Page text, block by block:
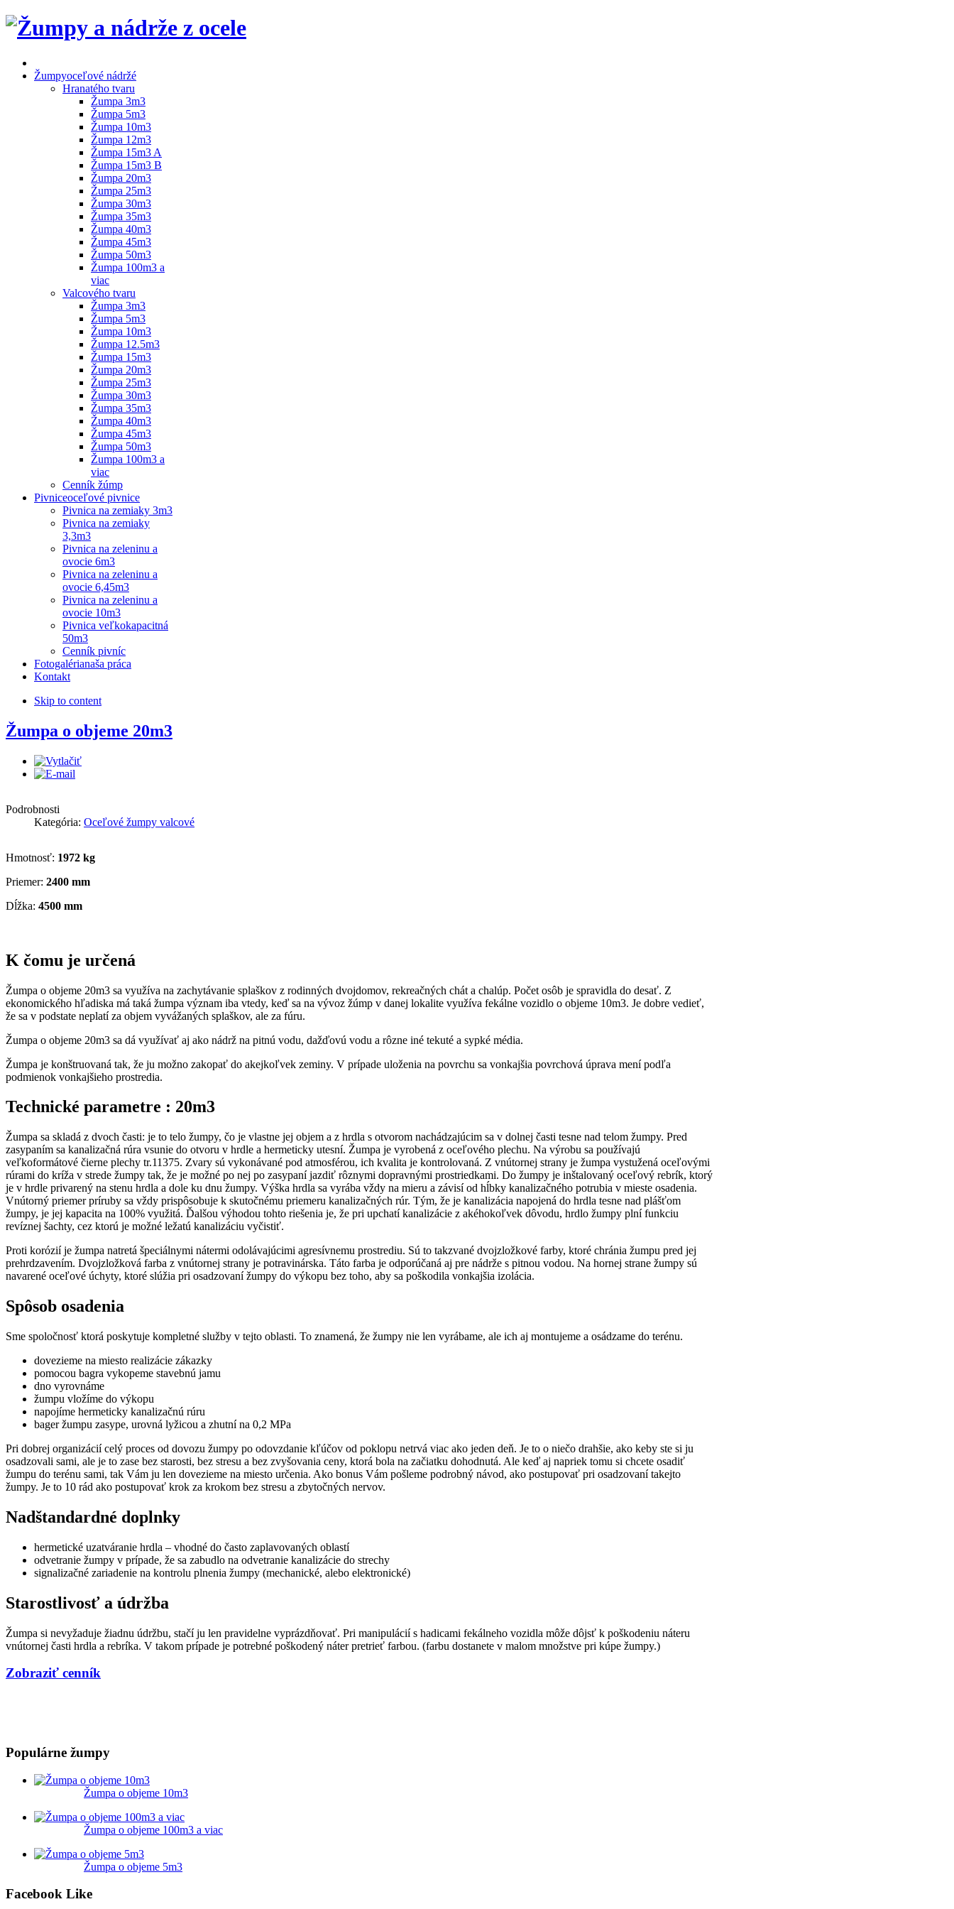
Žumpyoceľové nádržé
Hranatého tvaru
Žumpa 3m3
Žumpa 5m3
Žumpa 10m3
Žumpa 12m3
Žumpa 15m3 A
Žumpa 15m3 B
Žumpa 20m3
Žumpa 25m3
Žumpa 30m3
Žumpa 35m3
Žumpa 40m3
Žumpa 45m3
Žumpa 50m3
Žumpa 100m3 a
viac
Valcového tvaru
Žumpa 3m3
Žumpa 5m3
Žumpa 10m3
Žumpa 12.5m3
Žumpa 15m3
Žumpa 20m3
Žumpa 25m3
Žumpa 30m3
Žumpa 35m3
Žumpa 40m3
Žumpa 45m3
Žumpa 50m3
Žumpa 100m3 a
viac
Cenník žúmp
Pivniceoceľové pivnice
Pivnica na zemiaky 3m3
Pivnica na zemiaky
3,3m3
Pivnica na zeleninu a
ovocie 6m3
Pivnica na zeleninu a
ovocie 6,45m3
Pivnica na zeleninu a
ovocie 10m3
Pivnica veľkokapacitná
50m3
Cenník pivníc
Fotogalérianaša práca
Kontakt
Skip to content
Žumpa o objeme 20m3
Podrobnosti
Kategória: Oceľové žumpy valcové
Hmotnosť: 1972 kg
Priemer: 2400 mm
Dĺžka: 4500 mm
K čomu je určená
Žumpa o objeme 20m3 sa využíva na zachytávanie splaškov z rodinných dvojdomov, rekreačných chát a chalúp. Počet osôb je spravidla do desať. Z
ekonomického hľadiska má taká žumpa význam iba vtedy, keď sa na vývoz žúmp v danej lokalite využíva fekálne vozidlo o objeme 10m3. Je dobre vedieť,
že sa v podstate neplatí za objem vyvážaných splaškov, ale za fúru.
Žumpa o objeme 20m3 sa dá využívať aj ako nádrž na pitnú vodu, dažďovú vodu a rôzne iné tekuté a sypké média.
Žumpa je konštruovaná tak, že ju možno zakopať do akejkoľvek zeminy. V prípade uloženia na povrchu sa vonkajšia povrchová úprava mení podľa
podmienok vonkajšieho prostredia.
Technické parametre : 20m3
Žumpa sa skladá z dvoch časti: je to telo žumpy, čo je vlastne jej objem a z hrdla s otvorom nachádzajúcim sa v dolnej časti tesne nad telom žumpy. Pred
zasypaním sa kanalizačná rúra vsunie do otvoru v hrdle a hermeticky utesní. Žumpa je vyrobená z oceľového plechu. Na výrobu sa používajú
veľkoformátové čierne plechy tr.11375. Zvary sú vykonávané pod atmosférou, ich kvalita je kontrolovaná. Z vnútornej strany je žumpa vystužená oceľovými
rúrami do kríža v strede žumpy tak, že je možné po nej po zasypaní jazdiť rôznymi dopravnými prostriedkami. Do žumpy je inštalovaný oceľový rebrík, ktorý
je v hrdle privarený na stenu hrdla a dole ku dnu žumpy. Výška hrdla sa vyrába vždy na mieru a závisí od hĺbky kanalizačného potrubia v mieste osadenia.
Vnútorný priemer príruby sa vždy prispôsobuje k skutočnému priemeru kanalizačných rúr. Tým, že je kanalizácia napojená do hrdla tesne nad plášťom
žumpy, je jej kapacita na 100% využitá. Ďalšou výhodou tohto riešenia je, že pri upchatí kanalizácie z akéhokoľvek dôvodu, hrdlo žumpy plní funkciu
revíznej šachty, cez ktorú je možné ležatú kanalizáciu vyčistiť.
Proti korózií je žumpa natretá špeciálnymi nátermi odolávajúcimi agresívnemu prostrediu. Sú to takzvané dvojzložkové farby, ktoré chránia žumpu pred jej
prehrdzavením. Dvojzložková farba z vnútornej strany je potravinárska. Táto farba je odporúčaná aj pre nádrže s pitnou vodou. Na hornej strane žumpy sú
navarené oceľové úchyty, ktoré slúžia pri osadzovaní žumpy do výkopu bez toho, aby sa poškodila vonkajšia izolácia.
Spôsob osadenia
Sme spoločnosť ktorá poskytuje kompletné služby v tejto oblasti. To znamená, že žumpy nie len vyrábame, ale ich aj montujeme a osádzame do terénu.
dovezieme na miesto realizácie zákazky
pomocou bagra vykopeme stavebnú jamu
dno vyrovnáme
žumpu vložíme do výkopu
napojíme hermeticky kanalizačnú rúru
bager žumpu zasype, urovná lyžicou a zhutní na 0,2 MPa
Pri dobrej organizácií celý proces od dovozu žumpy po odovzdanie kľúčov od poklopu netrvá viac ako jeden deň. Je to o niečo drahšie, ako keby ste si ju
osadzovali sami, ale je to zase bez starosti, bez stresu a bez zvyšovania ceny, ktorá bola na začiatku dohodnutá. Ale keď aj napriek tomu si chcete osadiť
žumpu do terénu sami, tak Vám ju len dovezieme na miesto určenia. Ako bonus Vám pošleme podrobný návod, ako postupovať pri osadzovaní takejto
žumpy. Je to 10 rád ako postupovať krok za krokom bez stresu a zbytočných nervov.
Nadštandardné doplnky
hermetické uzatváranie hrdla – vhodné do často zaplavovaných oblastí
odvetranie žumpy v prípade, že sa zabudlo na odvetranie kanalizácie do strechy
signalizačné zariadenie na kontrolu plnenia žumpy (mechanické, alebo elektronické)
Starostlivosť a údržba
Žumpa si nevyžaduje žiadnu údržbu, stačí ju len pravidelne vyprázdňovať. Pri manipulácií s hadicami fekálneho vozidla môže dôjsť k poškodeniu náteru
vnútornej časti hrdla a rebríka. V takom prípade je potrebné poškodený náter pretrieť farbou. (farbu dostanete v malom množstve pri kúpe žumpy.)
Zobraziť cenník
Populárne žumpy
Žumpa o objeme 10m3
Žumpa o objeme 100m3 a viac
Žumpa o objeme 5m3
Facebook Like